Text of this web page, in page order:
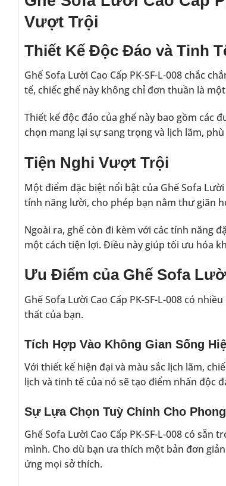
Vượt Trội
Thiết Kế Độc Đáo và Tinh
Ghế Sofa Lười Cao Cấp PK-SF-L-008 chắc
tế, chiếc ghế này không chỉ đơn thuần là
Thiết kế độc đáo của ghế này bao gồm các
chọn mang lại sự sang trọng và lịch lãm,
Tiện Nghi Vượt Trội
Một điểm đặc biệt nổi bật của Ghế Sofa
tính năng lười, cho phép bạn nằm thư giãn
Ngoài ra, ghế còn đi kèm với các tính năng
một cách tiện lợi. Điều này giúp tối ưu hóa
Ưu Điểm của Ghế Sofa
Ghế Sofa Lười Cao Cấp PK-SF-L-008 có
thất của bạn.
Tích Hợp Vào Không Gian Sống
Với thiết kế hiện đại và màu sắc lịch lãm,
lịch và tinh tế của nó sẽ tạo điểm nhấn độc
Sự Lựa Chọn Tuỳ Chỉnh Cho
Ghế Sofa Lười Cao Cấp PK-SF-L-008 có
mình. Cho dù bạn ưa thích một bản đơn
ứng mọi sở thích.